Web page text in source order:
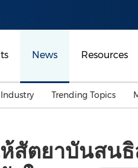
News Resources
Industry Trending Topics
สัตยาบันสน